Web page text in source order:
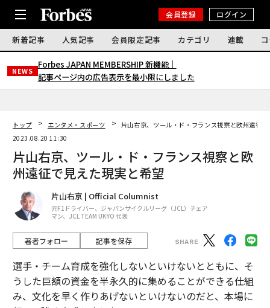
会員登録 ログイン
新着記事 人気記事 会員限定記事 カテゴリ 連載
NEWS
Forbes JAPAN MEMBERSHIP 新機能｜
記事ページ内の広告表示を最小限にしました
トップ エンタメ・スポーツ
片山右京、ツール・ド・フランス視察と欧州遠征
2023.08.20 11:30
片山右京、ツール・ド・フランス視察と欧
州遠征で見えた現実と希望
片山右京 | Official Columnist
元F1ドライバー、ジャパンサイクルリーグ（JCL）チェア
マン、JCL TEAM UKYO 代表
著者フォロー 記事を保存
選手・チーム育成を強化しないといけないとともに、そ
うした巨額の資金を半永久的に集めることができる仕組
み、文化を早く作りあげないといけないのだと、本場に